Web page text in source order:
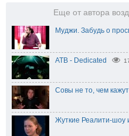
Еще от автора
Муджи. Забудь о
ATB - Dedicated
Совы не то, чем
Жуткие Реалити-шоу